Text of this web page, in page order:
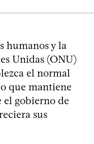
humanos y la
Unidas (ONU)
el normal
que mantiene
el gobierno de
sus